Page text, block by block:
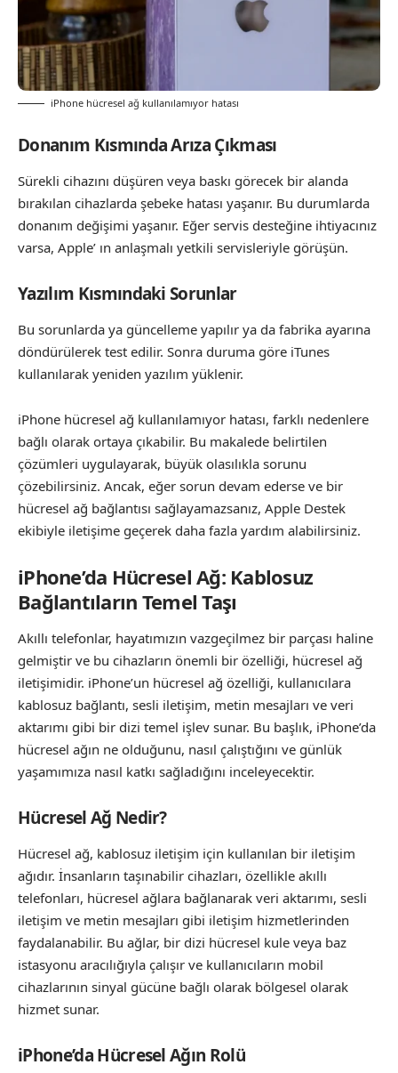
iPhone hücresel ağ kullanılamıyor hatası
Donanım Kısmında Arıza Çıkması
Sürekli cihazını düşüren veya baskı görecek bir alanda
bırakılan cihazlarda şebeke hatası yaşanır. Bu durumlarda
donanım değişimi yaşanır. Eğer servis desteğine ihtiyacınız
varsa, Apple’ ın anlaşmalı yetkili servisleriyle görüşün.
Yazılım Kısmındaki Sorunlar
Bu sorunlarda ya güncelleme yapılır ya da fabrika ayarına
döndürülerek test edilir. Sonra duruma göre iTunes
kullanılarak yeniden yazılım yüklenir.
iPhone hücresel ağ kullanılamıyor hatası, farklı nedenlere
bağlı olarak ortaya çıkabilir. Bu makalede belirtilen
çözümleri uygulayarak, büyük olasılıkla sorunu
çözebilirsiniz. Ancak, eğer sorun devam ederse ve bir
hücresel ağ bağlantısı sağlayamazsanız, Apple Destek
ekibiyle iletişime geçerek daha fazla yardım alabilirsiniz.
iPhone’da Hücresel Ağ: Kablosuz
Bağlantıların Temel Taşı
Akıllı telefonlar, hayatımızın vazgeçilmez bir parçası haline
gelmiştir ve bu cihazların önemli bir özelliği, hücresel ağ
iletişimidir. iPhone’un hücresel ağ özelliği, kullanıcılara
kablosuz bağlantı, sesli iletişim, metin mesajları ve veri
aktarımı gibi bir dizi temel işlev sunar. Bu başlık, iPhone’da
hücresel ağın ne olduğunu, nasıl çalıştığını ve günlük
yaşamımıza nasıl katkı sağladığını inceleyecektir.
Hücresel Ağ Nedir?
Hücresel ağ, kablosuz iletişim için kullanılan bir iletişim
ağıdır. İnsanların taşınabilir cihazları, özellikle akıllı
telefonları, hücresel ağlara bağlanarak veri aktarımı, sesli
iletişim ve metin mesajları gibi iletişim hizmetlerinden
faydalanabilir. Bu ağlar, bir dizi hücresel kule veya baz
istasyonu aracılığıyla çalışır ve kullanıcıların mobil
cihazlarının sinyal gücüne bağlı olarak bölgesel olarak
hizmet sunar.
iPhone’da Hücresel Ağın Rolü